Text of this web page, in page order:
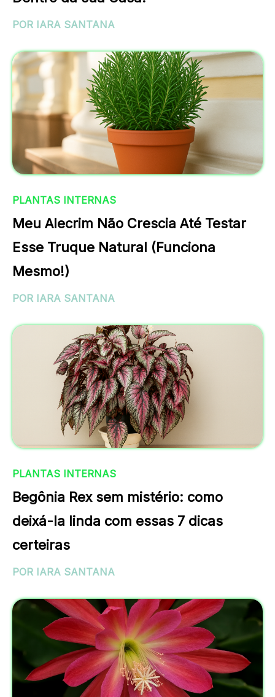
POR IARA SANTANA
PLANTAS INTERNAS
Meu Alecrim Não Crescia Até Testar
Esse Truque Natural (Funciona
Mesmo!)
POR IARA SANTANA
PLANTAS INTERNAS
Begônia Rex sem mistério: como
deixá-la linda com essas 7 dicas
certeiras
POR IARA SANTANA